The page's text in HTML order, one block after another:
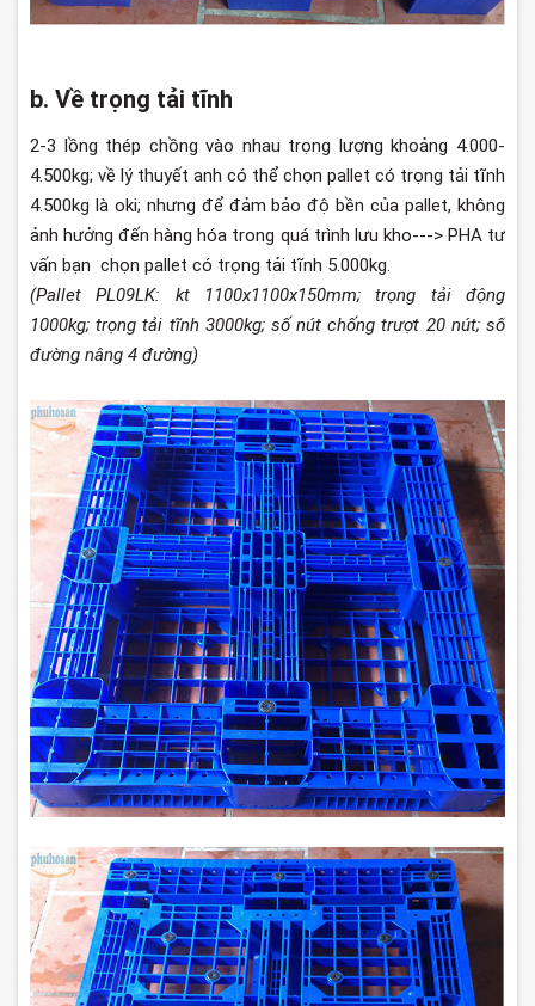
b. Về trọng tải tĩnh
2-3 lồng thép chồng vào nhau trọng lượng khoảng 4.000-
4.500kg; về lý thuyết anh có thể chọn pallet có trọng tải tĩnh
4.500kg là oki; nhưng để đảm bảo độ bền của pallet, không
ảnh hưởng đến hàng hóa trong quá trình lưu kho---> PHA tư
vấn bạn chọn pallet có trọng tải tĩnh 5.000kg.
(Pallet PL09LK: kt 1100x1100x150mm; trọng tải động
1000kg; trọng tải tĩnh 3000kg; số nút chống trượt 20 nút; số
đường nâng 4 đường)